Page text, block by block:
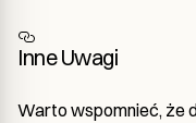
Inne Uwagi
Warto wspomnieć, że